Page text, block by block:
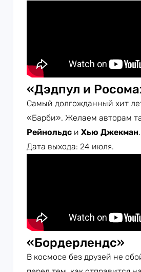
«Дэдпул и
Самый долгожданный хит
«Барби». Желаем авторам
Рейнольдс и Хью Джекман
Дата выхода: 24 июля.
«Бордерлендс»
В космосе без друзей не